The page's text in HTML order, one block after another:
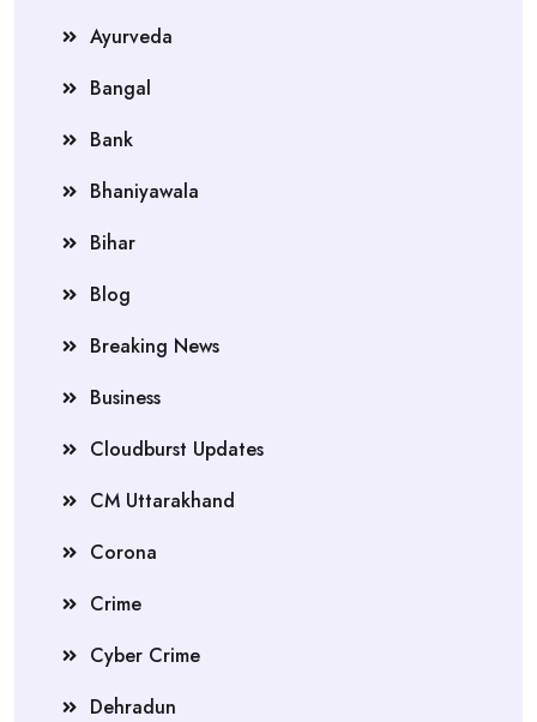
Ayurveda
Bangal
Bank
Bhaniyawala
Bihar
Blog
Breaking News
Business
Cloudburst Updates
CM Uttarakhand
Corona
Crime
Cyber Crime
Dehradun